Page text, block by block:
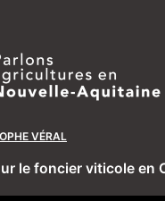
VÉRAL
le foncier viticole en